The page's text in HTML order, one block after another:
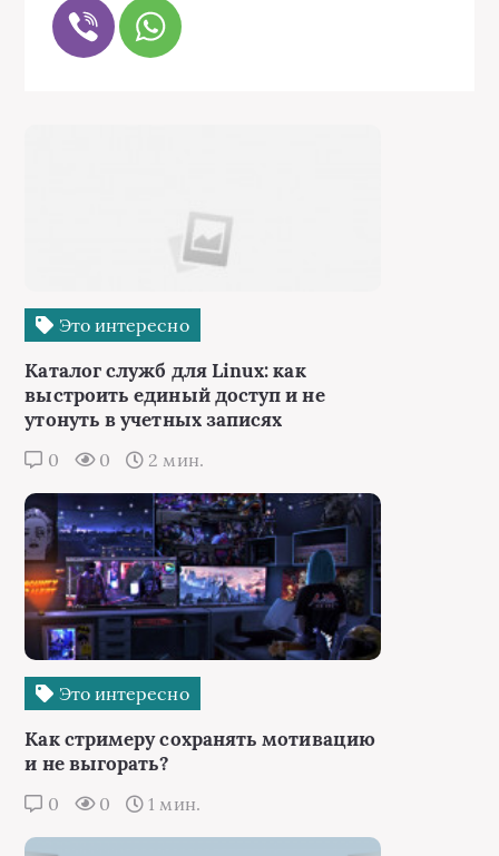
Это интересно
Каталог служб для Linux: как
выстроить единый доступ и не
утонуть в учетных записях
0 0 2 мин.
Это интересно
Как стримеру сохранять мотивацию
и не выгорать?
0 0 1 мин.